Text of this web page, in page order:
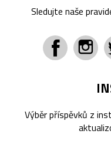
Sledujte naše
Výběr příspěvků z